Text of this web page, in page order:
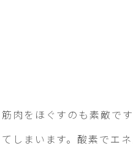
肉をほぐすのも素敵で
しまいます。酸素でエ